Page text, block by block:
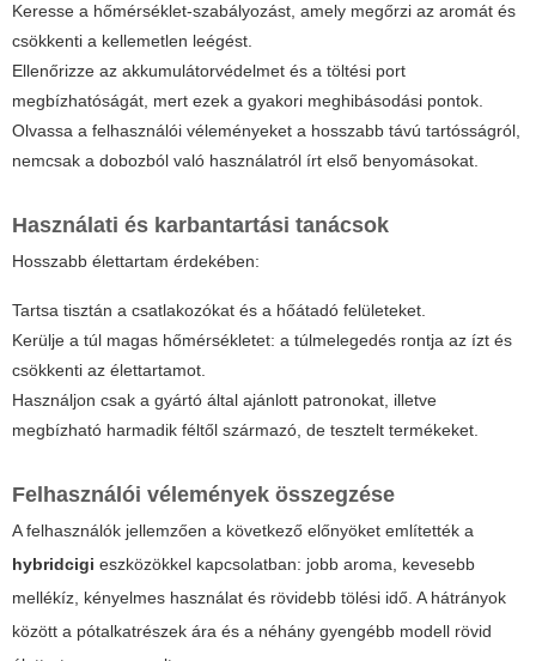
Keresse a hőmérséklet-szabályozást, amely megőrzi az aromát és
csökkenti a kellemetlen leégést.
Ellenőrizze az akkumulátorvédelmet és a töltési port
megbízhatóságát, mert ezek a gyakori meghibásodási pontok.
Olvassa a felhasználói véleményeket a hosszabb távú tartósságról,
nemcsak a dobozból való használatról írt első benyomásokat.
Használati és karbantartási tanácsok
Hosszabb élettartam érdekében:
Tartsa tisztán a csatlakozókat és a hőátadó felületeket.
Kerülje a túl magas hőmérsékletet: a túlmelegedés rontja az ízt és
csökkenti az élettartamot.
Használjon csak a gyártó által ajánlott patronokat, illetve
megbízható harmadik féltől származó, de tesztelt termékeket.
Felhasználói vélemények összegzése
A felhasználók jellemzően a következő előnyöket említették a
hybridcigi eszközökkel kapcsolatban: jobb aroma, kevesebb
mellékíz, kényelmes használat és rövidebb tölési idő. A hátrányok
között a pótalkatrészek ára és a néhány gyengébb modell rövid